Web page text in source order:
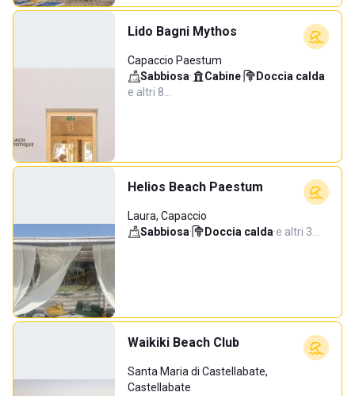
Lido Bagni Mythos
Capaccio Paestum
Sabbiosa· Cabine· Doccia calda·
e altri 8…
Helios Beach Paestum
Laura, Capaccio
Sabbiosa· Doccia calda·e altri 3…
Waikiki Beach Club
Santa Maria di Castellabate,
Castellabate